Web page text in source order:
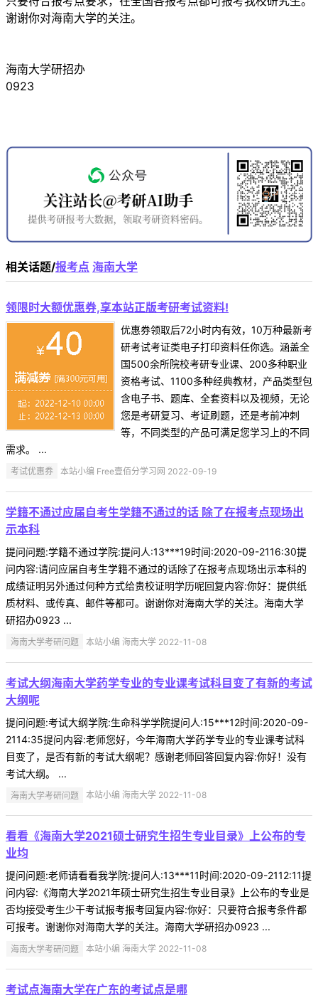
谢谢你对海南大学的关注。
海南大学研招办
0923
相关话题/报考点 海南大学
领限时大额优惠券,享本站正版考研考试资料!
优惠券领取后72小时内有效，10万种最新考
研考试考证类电子打印资料任你选。涵盖全
国500余所院校考研专业课、200多种职业
资格考试、1100多种经典教材，产品类型包
含电子书、题库、全套资料以及视频，无论
您是考研复习、考证刷题，还是考前冲刺
等，不同类型的产品可满足您学习上的不同
需求。 ...
考试优惠券 本站小编 Free壹佰分学习网 2022-09-19
学籍不通过应届自考生学籍不通过的话 除了在报考点现场出
示本科
提问问题:学籍不通过学院:提问人:13***19时间:2020-09-2116:30提
问内容:请问应届自考生学籍不通过的话除了在报考点现场出示本科的
成绩证明另外通过何种方式给贵校证明学历呢回复内容:你好：提供纸
质材料、或传真、邮件等都可。谢谢你对海南大学的关注。海南大学
研招办0923 ...
海南大学考研问题 本站小编 海南大学 2022-11-08
考试大纲海南大学药学专业的专业课考试科目变了有新的考试
大纲呢
提问问题:考试大纲学院:生命科学学院提问人:15***12时间:2020-09-
2114:35提问内容:老师您好，今年海南大学药学专业的专业课考试科
目变了，是否有新的考试大纲呢？感谢老师回答回复内容:你好！没有
考试大纲。 ...
海南大学考研问题 本站小编 海南大学 2022-11-08
看看《海南大学2021硕士研究生招生专业目录》上公布的专
业均
提问问题:老师请看看我学院:提问人:13***11时间:2020-09-2112:11提
问内容:《海南大学2021年硕士研究生招生专业目录》上公布的专业是
否均接受考生少干考试报考报考回复内容:你好：只要符合报考条件都
可报考。谢谢你对海南大学的关注。海南大学研招办0923 ...
海南大学考研问题 本站小编 海南大学 2022-11-08
考试点海南大学在广东的考试点是哪